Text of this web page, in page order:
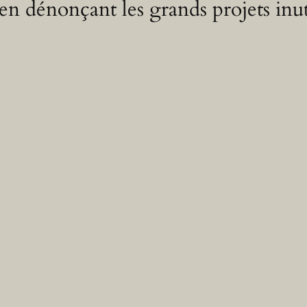
dénonçant les grands projets